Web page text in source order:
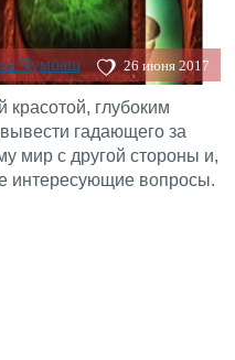
Чумбаш 26 июня 2017
красотой, глубоким
гадающего за
мир с другой стороны и,
интересующие вопросы.